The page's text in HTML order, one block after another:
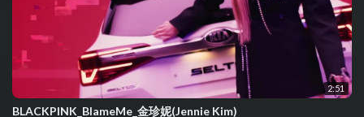
2:51
BLACKPINK_BlameMe_金珍妮(Jennie Kim)